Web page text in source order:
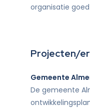
organisatie
Projecten/
Gemeente
De gemeente